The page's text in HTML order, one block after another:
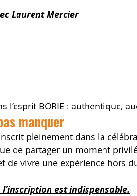
Laurent Mercier
l’esprit BORIE : authentique,
manquer
pleinement dans la
de partager un moment
de vivre une expérience hors
est indispensable.